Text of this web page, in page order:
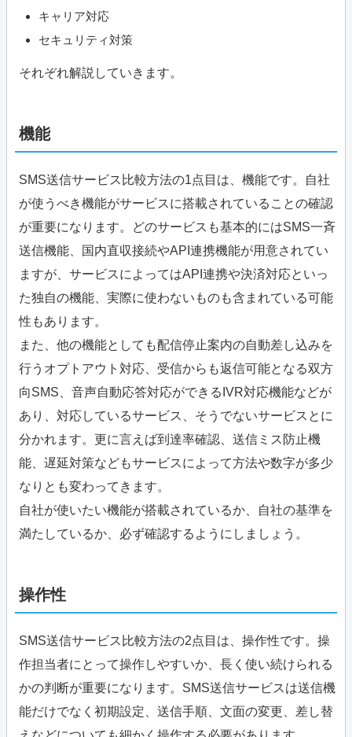
キャリア対応
セキュリティ対策
それぞれ解説していきます。
機能
SMS送信サービス比較方法の1点目は、機能です。自社
が使うべき機能がサービスに搭載されていることの確認
が重要になります。どのサービスも基本的にはSMS一斉
送信機能、国内直収接続やAPI連携機能が用意されてい
ますが、サービスによってはAPI連携や決済対応といっ
た独自の機能、実際に使わないものも含まれている可能
性もあります。
また、他の機能としても配信停止案内の自動差し込みを
行うオプトアウト対応、受信からも返信可能となる双方
向SMS、音声自動応答対応ができるIVR対応機能などが
あり、対応しているサービス、そうでないサービスとに
分かれます。更に言えば到達率確認、送信ミス防止機
能、遅延対策などもサービスによって方法や数字が多少
なりとも変わってきます。
自社が使いたい機能が搭載されているか、自社の基準を
満たしているか、必ず確認するようにしましょう。
操作性
SMS送信サービス比較方法の2点目は、操作性です。操
作担当者にとって操作しやすいか、長く使い続けられる
かの判断が重要になります。SMS送信サービスは送信機
能だけでなく初期設定、送信手順、文面の変更、差し替